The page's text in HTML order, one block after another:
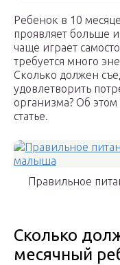
Ребенок в 10
проявляет больше
чаще играет
требуется много
Сколько должен
удовлетворить
организма? Об этом
статье.
Правильное
Сколько
месячный